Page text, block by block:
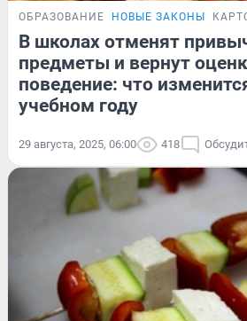
ОБРАЗОВАНИЕ НОВЫЕ ЗАКОНЫ
В школах отменят
предметы и вернут
поведение: что
учебном году
29 августа, 2025, 06:00 418